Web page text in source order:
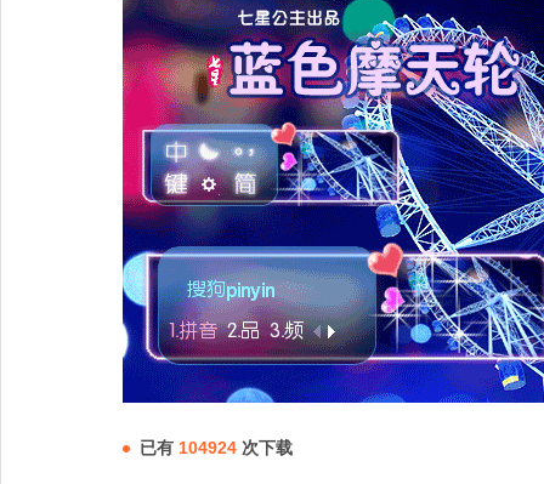
已有 104924 次下载